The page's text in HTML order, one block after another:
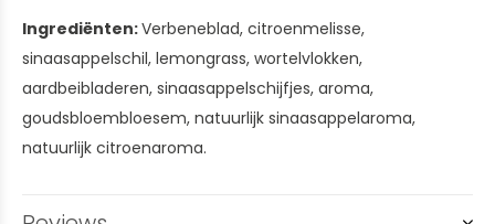
Ingrediënten:Verbeneblad, citroenmelisse,
sinaasappelschil, lemongrass, wortelvlokken,
aardbeibladeren, sinaasappelschijfjes, aroma,
goudsbloembloesem, natuurlijk sinaasappelaroma,
natuurlijk citroenaroma.